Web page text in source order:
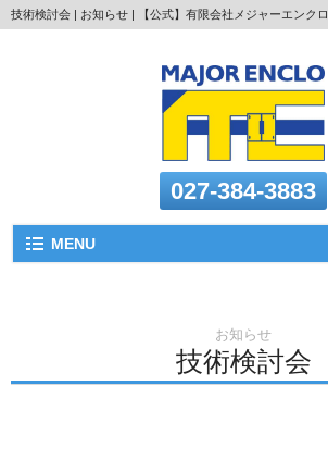
技術検討会 | お知らせ | 【公式】有限会社メジャーエンクロ
027-384-3883
MENU
お知らせ
技術検討会